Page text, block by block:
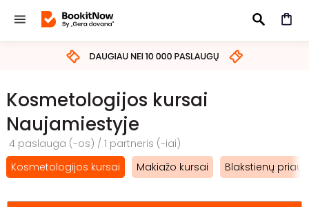
IEŠKOTI
Kosmetologijos kursai
Naujamiestyje
4 paslauga (-os) / 1 partneris (-iai)
Kosmetologijos kursai
Makiažo kursai Blakstienų